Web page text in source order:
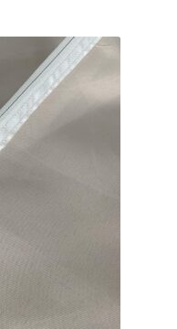
varianti.
opzioni
possono
essere